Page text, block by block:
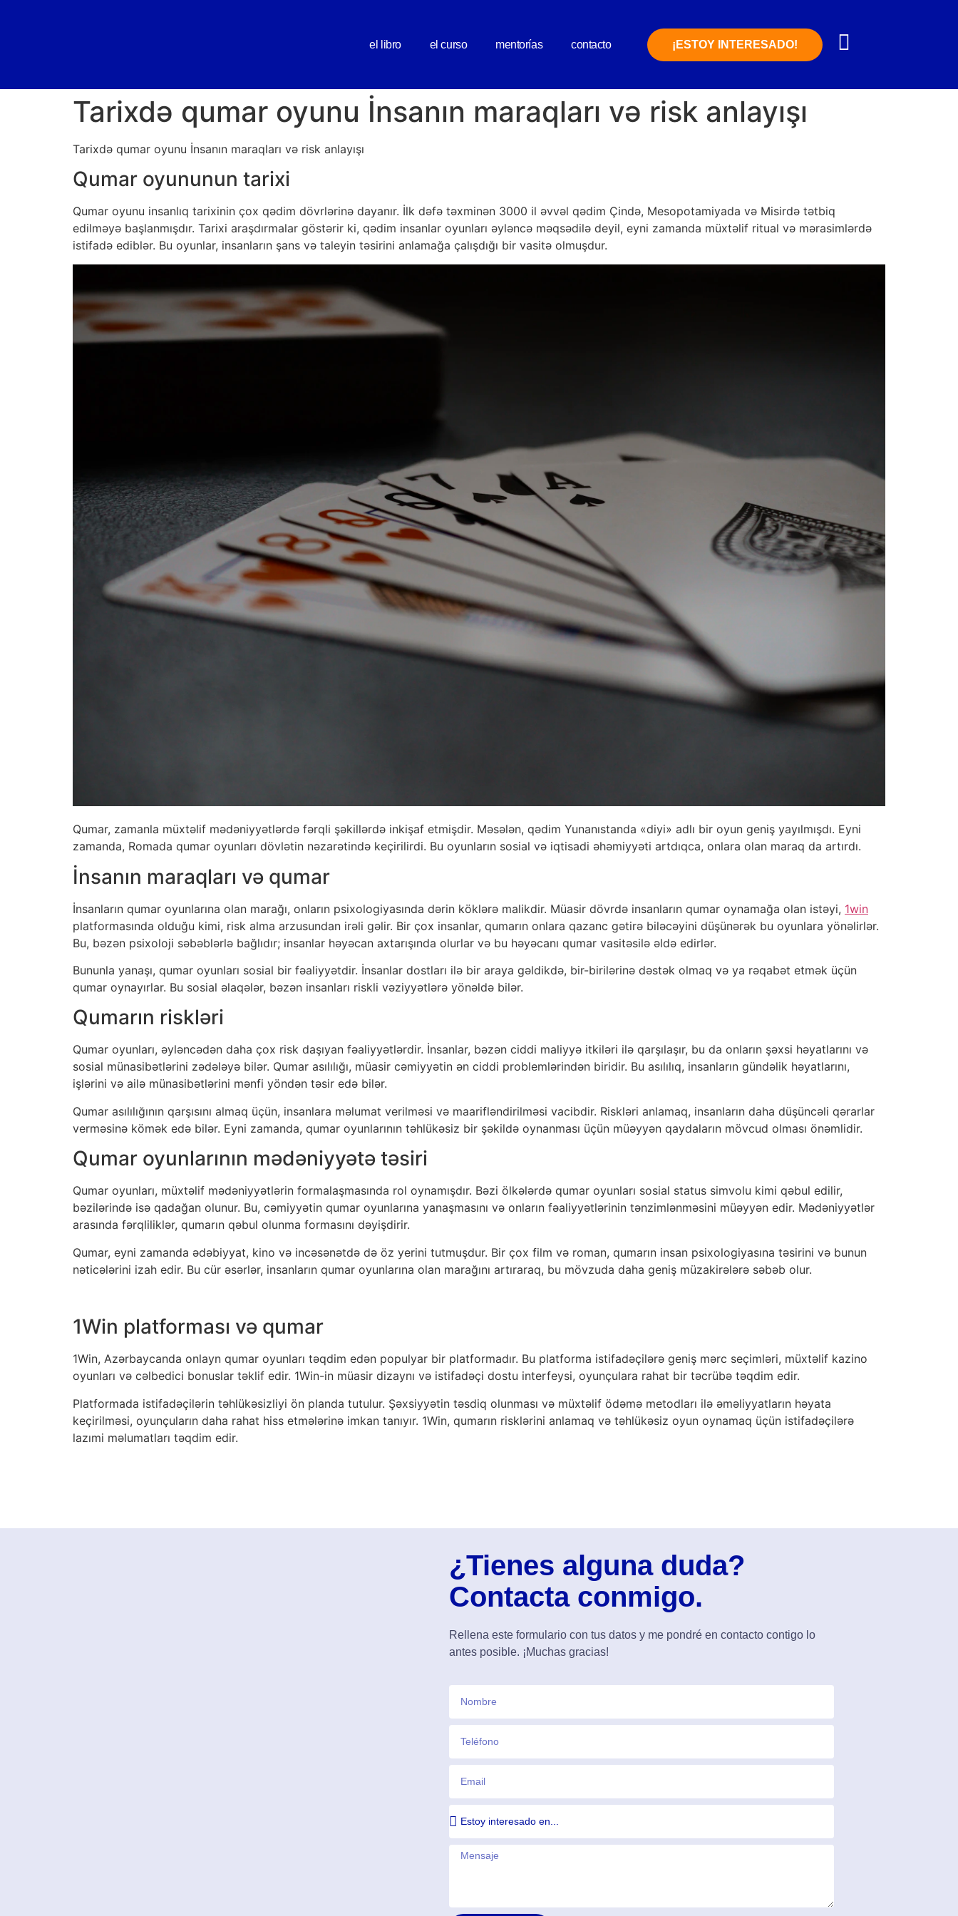
el libro el curso mentorías contacto ¡ESTOY INTERESADO!
Tarixdə qumar oyunu İnsanın maraqları və risk anlayışı
Tarixdə qumar oyunu İnsanın maraqları və risk anlayışı
Qumar oyununun tarixi
Qumar oyunu insanlıq tarixinin çox qədim dövrlərinə dayanır. İlk dəfə təxminən 3000 il əvvəl qədim Çində, Mesopotamiyada və Misirdə tətbiq
edilməyə başlanmışdır. Tarixi araşdırmalar göstərir ki, qədim insanlar oyunları əyləncə məqsədilə deyil, eyni zamanda müxtəlif ritual və mərasimlərdə
istifadə ediblər. Bu oyunlar, insanların şans və taleyin təsirini anlamağa çalışdığı bir vasitə olmuşdur.
Qumar, zamanla müxtəlif mədəniyyətlərdə fərqli şəkillərdə inkişaf etmişdir. Məsələn, qədim Yunanıstanda «diyi» adlı bir oyun geniş yayılmışdı. Eyni
zamanda, Romada qumar oyunları dövlətin nəzarətində keçirilirdi. Bu oyunların sosial və iqtisadi əhəmiyyəti artdıqca, onlara olan maraq da artırdı.
İnsanın maraqları və qumar
İnsanların qumar oyunlarına olan marağı, onların psixologiyasında dərin köklərə malikdir. Müasir dövrdə insanların qumar oynamağa olan istəyi, 1win
platformasında olduğu kimi, risk alma arzusundan irəli gəlir. Bir çox insanlar, qumarın onlara qazanc gətirə biləcəyini düşünərək bu oyunlara yönəlirlər.
Bu, bəzən psixoloji səbəblərlə bağlıdır; insanlar həyəcan axtarışında olurlar və bu həyəcanı qumar vasitəsilə əldə edirlər.
Bununla yanaşı, qumar oyunları sosial bir fəaliyyətdir. İnsanlar dostları ilə bir araya gəldikdə, bir-birilərinə dəstək olmaq və ya rəqabət etmək üçün
qumar oynayırlar. Bu sosial əlaqələr, bəzən insanları riskli vəziyyətlərə yönəldə bilər.
Qumarın riskləri
Qumar oyunları, əyləncədən daha çox risk daşıyan fəaliyyətlərdir. İnsanlar, bəzən ciddi maliyyə itkiləri ilə qarşılaşır, bu da onların şəxsi həyatlarını və
sosial münasibətlərini zədələyə bilər. Qumar asılılığı, müasir cəmiyyətin ən ciddi problemlərindən biridir. Bu asılılıq, insanların gündəlik həyatlarını,
işlərini və ailə münasibətlərini mənfi yöndən təsir edə bilər.
Qumar asılılığının qarşısını almaq üçün, insanlara məlumat verilməsi və maarifləndirilməsi vacibdir. Riskləri anlamaq, insanların daha düşüncəli qərarlar
verməsinə kömək edə bilər. Eyni zamanda, qumar oyunlarının təhlükəsiz bir şəkildə oynanması üçün müəyyən qaydaların mövcud olması önəmlidir.
Qumar oyunlarının mədəniyyətə təsiri
Qumar oyunları, müxtəlif mədəniyyətlərin formalaşmasında rol oynamışdır. Bəzi ölkələrdə qumar oyunları sosial status simvolu kimi qəbul edilir,
bəzilərində isə qadağan olunur. Bu, cəmiyyətin qumar oyunlarına yanaşmasını və onların fəaliyyətlərinin tənzimlənməsini müəyyən edir. Mədəniyyətlər
arasında fərqliliklər, qumarın qəbul olunma formasını dəyişdirir.
Qumar, eyni zamanda ədəbiyyat, kino və incəsənətdə də öz yerini tutmuşdur. Bir çox film və roman, qumarın insan psixologiyasına təsirini və bunun
nəticələrini izah edir. Bu cür əsərlər, insanların qumar oyunlarına olan marağını artıraraq, bu mövzuda daha geniş müzakirələrə səbəb olur.
1Win platforması və qumar
1Win, Azərbaycanda onlayn qumar oyunları təqdim edən populyar bir platformadır. Bu platforma istifadəçilərə geniş mərc seçimləri, müxtəlif kazino
oyunları və cəlbedici bonuslar təklif edir. 1Win-in müasir dizaynı və istifadəçi dostu interfeysi, oyunçulara rahat bir təcrübə təqdim edir.
Platformada istifadəçilərin təhlükəsizliyi ön planda tutulur. Şəxsiyyətin təsdiq olunması və müxtəlif ödəmə metodları ilə əməliyyatların həyata
keçirilməsi, oyunçuların daha rahat hiss etmələrinə imkan tanıyır. 1Win, qumarın risklərini anlamaq və təhlükəsiz oyun oynamaq üçün istifadəçilərə
lazımi məlumatları təqdim edir.
¿Tienes alguna duda?
Contacta conmigo.
Rellena este formulario con tus datos y me pondré en contacto contigo lo
antes posible. ¡Muchas gracias!